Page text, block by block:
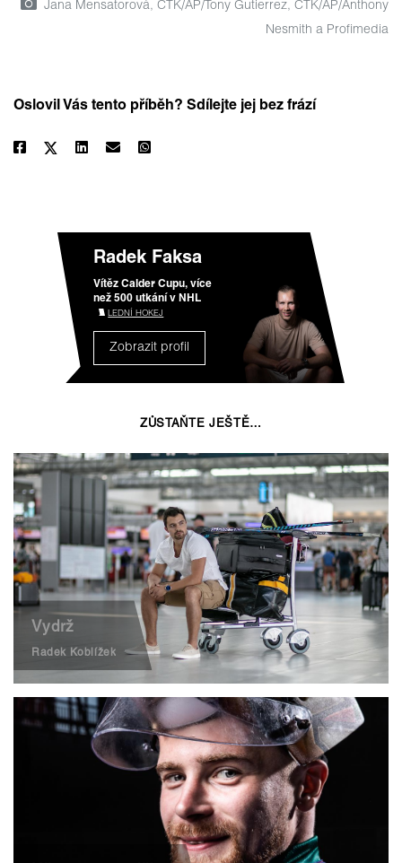
Jana Mensatorová, ČTK/AP/Tony Gutierrez, ČTK/AP/Anthony
Nesmith a Profimedia
Oslovil Vás tento příběh? Sdílejte jej bez frází
Radek Faksa
Vítěz Calder Cupu, více
než 500 utkání v NHL
LEDNÍ HOKEJ
Zobrazit profil
ZŮSTAŇTE JEŠTĚ…
Vydrž
Radek Koblížek